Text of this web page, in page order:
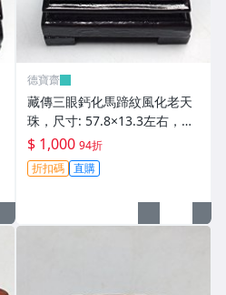
德寶齋
藏傳三眼鈣化馬蹄紋風化老天
珠，尺寸: 57.8×13.3左右，材
質：瑪瑙，玉髓， 天珠 瑪瑙
硃砂【德寶齋】407
$ 1,000 94折
折扣碼 直購